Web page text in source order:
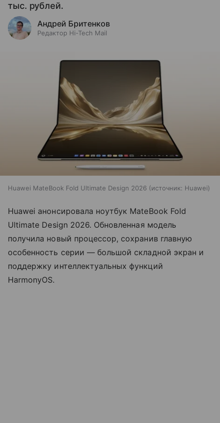
тыс. рублей.
Андрей Бритенков
Редактор Hi-Tech Mail
Huawei MateBook Fold Ultimate Design 2026 источник: Huawei
Huawei анонсировала ноутбук MateBook Fold
Ultimate Design 2026. Обновленная модель
получила новый процессор, сохранив главную
особенность серии — большой складной экран и
поддержку интеллектуальных функций
HarmonyOS.